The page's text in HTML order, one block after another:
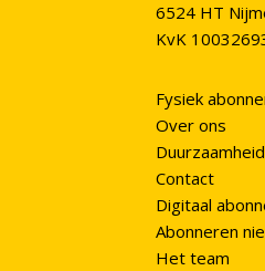
6524 HT
KvK
Fysiek
Over ons
Contact
Digitaal
Abonneren
Het team